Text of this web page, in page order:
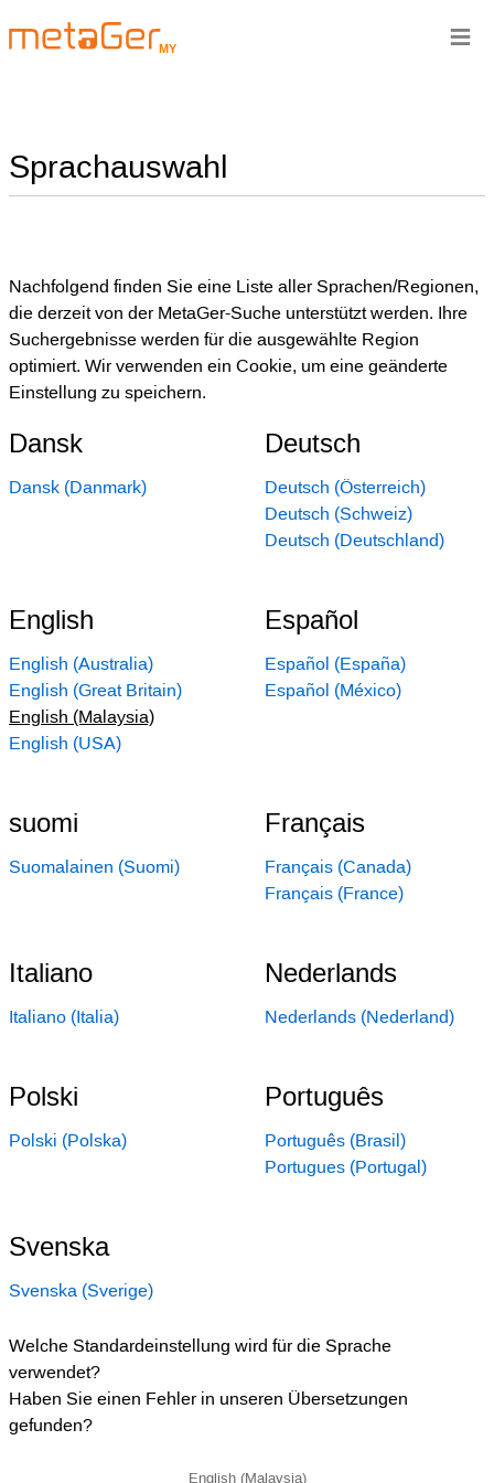
MY
Sprachauswahl
Nachfolgend finden Sie eine Liste aller Sprachen/Regionen,
die derzeit von der MetaGer-Suche unterstützt werden. Ihre
Suchergebnisse werden für die ausgewählte Region
optimiert. Wir verwenden ein Cookie, um eine geänderte
Einstellung zu speichern.
Dansk
Dansk (Danmark)
Deutsch
Deutsch (Österreich)
Deutsch (Schweiz)
Deutsch (Deutschland)
English
English (Australia)
English (Great Britain)
English (Malaysia)
English (USA)
Español
Español (España)
Español (México)
suomi
Suomalainen (Suomi)
Français
Français (Canada)
Français (France)
Italiano
Italiano (Italia)
Nederlands
Nederlands (Nederland)
Polski
Polski (Polska)
Português
Português (Brasil)
Portugues (Portugal)
Svenska
Svenska (Sverige)
Welche Standardeinstellung wird für die Sprache
verwendet?
Haben Sie einen Fehler in unseren Übersetzungen
gefunden?
≡
English (Malaysia)